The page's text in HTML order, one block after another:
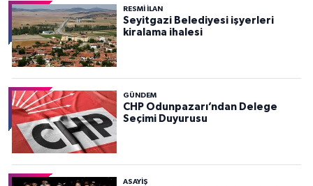
RESMİ İLAN
Seyitgazi Belediyesi işyerleri
kiralama ihalesi
GÜNDEM
CHP Odunpazarı’ndan Delege
Seçimi Duyurusu
ASAYİŞ